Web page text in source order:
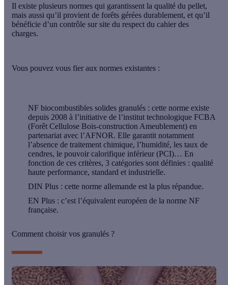
Il existe plusieurs normes qui garantissent la qualité du pellet,
mais aussi qu’il provient de forêts gérées durablement, et qu’il
bénéficie d’un contrôle sur site du respect du cahier des
charges.
Vous pouvez vous fier aux normes existantes :
NF biocombustibles solides granulés : cette norme existe
depuis 2008 à l’initiative de l’institut technologique FCBA
(Forêt Cellulose Bois-construction Ameublement) en
partenariat avec l’AFNOR. Elle garantit notamment
l’absence de traitement chimique, l’humidité, les taux de
cendres, le pouvoir calorifique inférieur (PCI)… En
fonction de ces critères, 3 catégories sont définies : qualité
haute performance, standard et industrielle.
DIN Plus : cette norme allemande est la plus répandue.
EN Plus : c’est l’équivalent européen de la norme NF
française.
Comment choisir vos granulés ?